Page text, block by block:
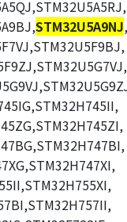
STM32U5A9NJ,